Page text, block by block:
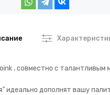
, совместно с талантливым
идеально дополнят вашу